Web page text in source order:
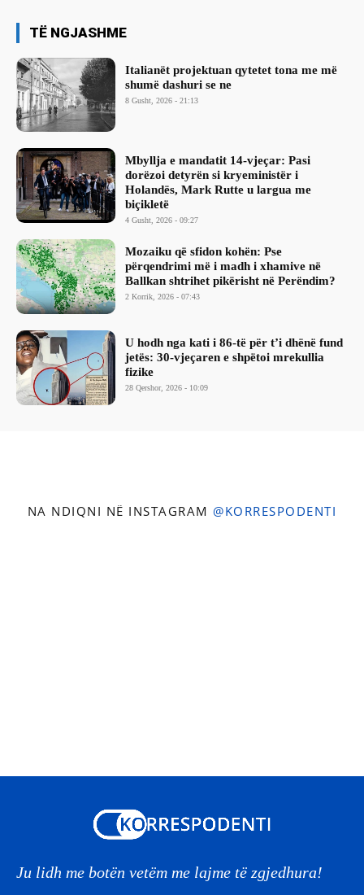
TË NGJASHME
Italianët projektuan qytetet tona me më
shumë dashuri se ne
8 Gusht, 2026 - 21:13
Mbyllja e mandatit 14-vjeçar: Pasi
dorëzoi detyrën si kryeministër i
Holandës, Mark Rutte u largua me
biçikletë
4 Gusht, 2026 - 09:27
Mozaiku që sfidon kohën: Pse
përqendrimi më i madh i xhamive në
Ballkan shtrihet pikërisht në Perëndim?
2 Korrik, 2026 - 07:43
​U hodh nga kati i 86-të për t’i dhënë fund
jetës: 30-vjeçaren e shpëtoi mrekullia
fizike
28 Qershor, 2026 - 10:09
NA NDIQNI NË INSTAGRAM @KORRESPODENTI
Ju lidh me botën vetëm me lajme të zgjedhura!